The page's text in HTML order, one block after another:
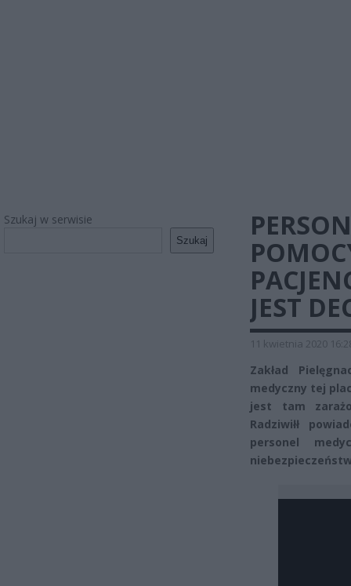
Szukaj w serwisie
Szukaj
JEST
11 kwietnia 2020
Zakład
medyczny tej
jest tam
Radziwiłł
personel